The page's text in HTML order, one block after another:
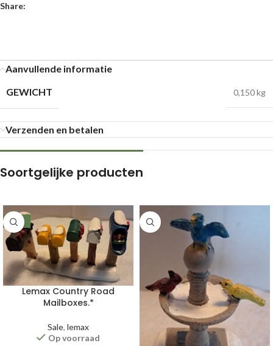
Share:
Aanvullende informatie
GEWICHT
0,150 kg
Verzenden en betalen
Soortgelijke producten
-39%
Lemax Country Road
Mailboxes.*
Sale, lemax
Op voorraad